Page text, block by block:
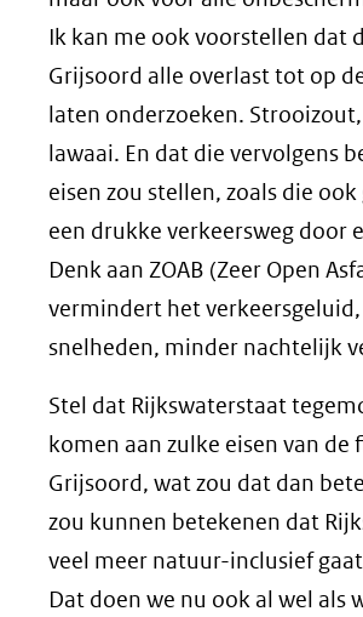
Ik kan me ook voorstellen dat
Grijsoord alle overlast tot op
laten onderzoeken.
lawaai. En dat die vervolgens
eisen zou stellen, zoals die
een drukke verkeersweg door
Denk aan ZOAB (Zeer Open
vermindert het
snelheden, minder nachtelijk
Stel dat Rijkswaterstaat
komen aan zulke eisen van de
Grijsoord, wat zou dat dan
zou kunnen betekenen dat
veel meer natuur-inclusief
Dat doen we nu ook al wel als